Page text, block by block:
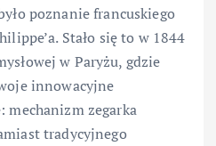
poznanie francuskiego
Stało się to w 1844
w Paryżu, gdzie
innowacyjne
mechanizm zegarka
tradycyjnego